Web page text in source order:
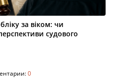
за віком: чи
судового
0